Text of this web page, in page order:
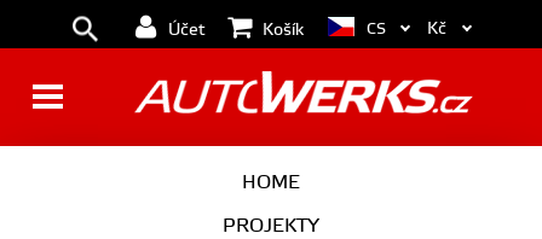
Účet Košík
HOME
PROJEKTY
CS Kč
PODVOZEK